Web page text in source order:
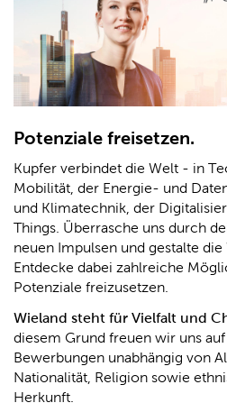
Potenziale freisetzen.
Kupfer verbindet die Welt - in
Mobilität, der Energie- und
und Klimatechnik, der
Things. Überrasche uns durch
neuen Impulsen und gestalte
Entdecke dabei zahlreiche
Potenziale freizusetzen.
Wieland steht für Vielfalt und
diesem Grund freuen wir uns
Bewerbungen unabhängig von
Nationalität, Religion sowie
Herkunft.